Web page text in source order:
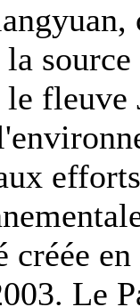
créée
Le